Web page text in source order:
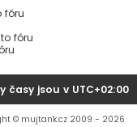
fóru
fóru
časy jsou v UTC+02:00
© mujtank.cz 2009 - 2026